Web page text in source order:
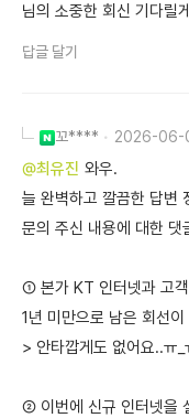
님의 소중한 회신 기다
답글 달기
꼬**** 2026-06-
@최유진 와우.
늘 완벽하고 깔끔한 답변
문의 주신 내용에 대한 댓
① 본가 KT 인터넷과 고
1년 미만으로 남은 회선
> 안타깝게도 없어요..ㅠ
② 이번에 신규 인터넷을